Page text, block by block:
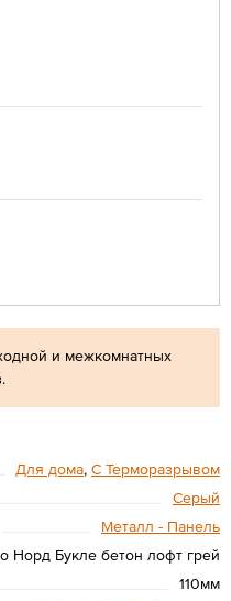
и межкомнатных
Для дома, С Терморазрывом
Серый
Металл - Панель
Норд Букле бетон лофт грей
110мм